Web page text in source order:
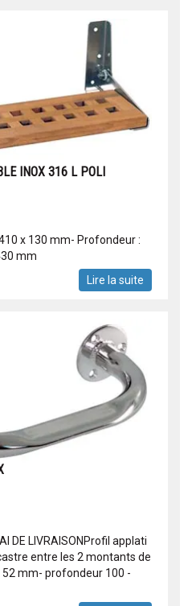
INOX 316 L POLI
x 130 mm- Profondeur :
mm
Lire la suite
DE LIVRAISONProfil applati
entre les 2 montants de
mm- profondeur 100 -